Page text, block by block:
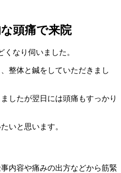
頭痛で来院
なり伺いました。
整体と鍼をしていただきまし
したが翌日には頭痛もすっかり
いと思います。
内容や痛みの出方などから筋緊